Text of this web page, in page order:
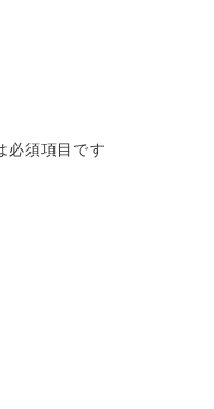
必須項目です